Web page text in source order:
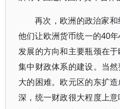
再次，欧洲的政治家
他们让欧洲货币统一的40
发展的方向和主要瓶颈在
集中财政体系的建设。当
大的困难。欧元区的东扩
深，统一财政很大程度上